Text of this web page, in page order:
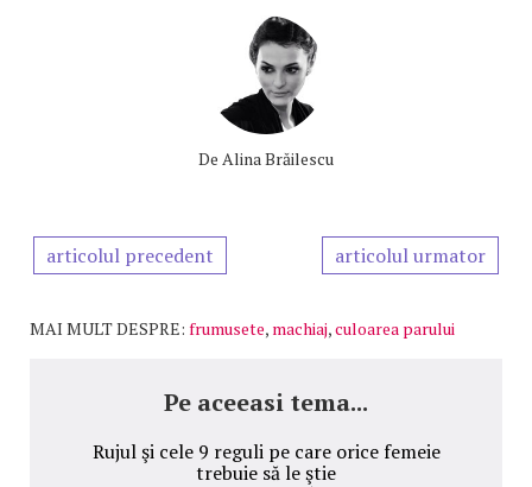
De Alina Brăilescu
articolul precedent articolul urmator
MAI MULT DESPRE: frumusete, machiaj,culoarea parului
Pe aceeasi tema...
Rujul şi cele 9 reguli pe care orice femeie
trebuie să le ştie